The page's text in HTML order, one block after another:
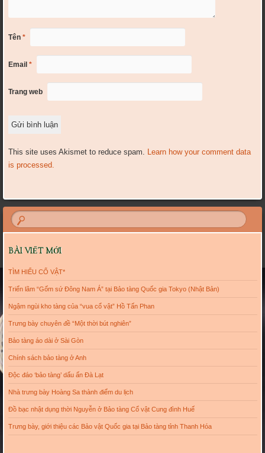
Tên *
Email *
Trang web
This site uses Akismet to reduce spam. Learn how your comment data
is processed.
BÀI VIẾT MỚI
TÌM HIỂU CỔ VẬT*
Triển lãm “Gốm sứ Đông Nam Á” tại Bảo tàng Quốc gia Tokyo (Nhật Bản)
Ngậm ngùi kho tàng của “vua cổ vật” Hồ Tấn Phan
Trưng bày chuyên đề “Một thời bút nghiên”
Bảo tàng áo dài ở Sài Gòn
Chính sách bảo tàng ở Anh
Độc đáo ‘bảo tàng’ dấu ấn Đà Lạt
Nhà trưng bày Hoàng Sa thành điểm du lịch
Đồ bạc nhật dụng thời Nguyễn ở Bảo tàng Cổ vật Cung đình Huế
Trưng bày, giới thiệu các Bảo vật Quốc gia tại Bảo tàng tỉnh Thanh Hóa